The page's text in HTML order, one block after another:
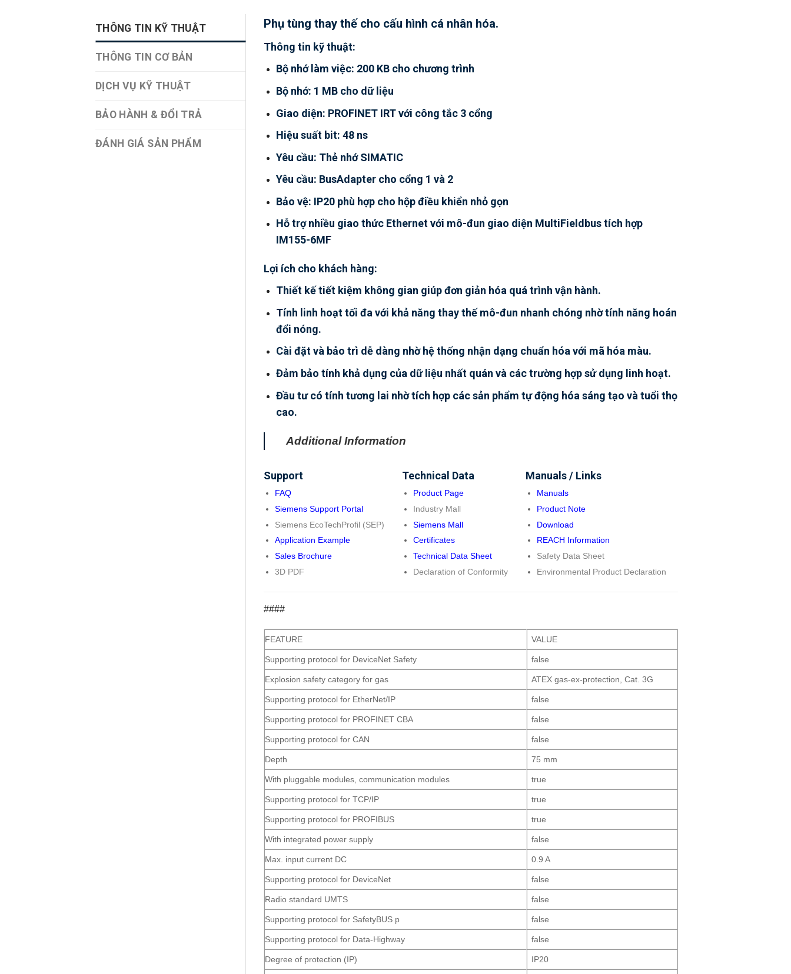
THÔNG TIN KỸ THUẬT
THÔNG TIN CƠ BẢN
DỊCH VỤ KỸ THUẬT
BẢO HÀNH & ĐỔI TRẢ
ĐÁNH GIÁ SẢN PHẨM
Phụ tùng thay thế cho cấu hình cá nhân hóa.
Thông tin kỹ thuật:
Bộ nhớ làm việc: 200 KB cho chương trình
Bộ nhớ: 1 MB cho dữ liệu
Giao diện: PROFINET IRT với công tắc 3 cổng
Hiệu suất bit: 48 ns
Yêu cầu: Thẻ nhớ SIMATIC
Yêu cầu: BusAdapter cho cổng 1 và 2
Bảo vệ: IP20 phù hợp cho hộp điều khiển nhỏ gọn
Hỗ trợ nhiều giao thức Ethernet với mô-đun giao diện MultiFieldbus tích hợp
IM155-6MF
Lợi ích cho khách hàng:
Thiết kế tiết kiệm không gian giúp đơn giản hóa quá trình vận hành.
Tính linh hoạt tối đa với khả năng thay thế mô-đun nhanh chóng nhờ tính năng hoán
đổi nóng.
Cài đặt và bảo trì dễ dàng nhờ hệ thống nhận dạng chuẩn hóa với mã hóa màu.
Đảm bảo tính khả dụng của dữ liệu nhất quán và các trường hợp sử dụng linh hoạt.
Đầu tư có tính tương lai nhờ tích hợp các sản phẩm tự động hóa sáng tạo và tuổi thọ
cao.
Additional Information
Support
FAQ
Siemens Support Portal
Siemens EcoTechProfil (SEP)
Application Example
Sales Brochure
3D PDF
Technical Data
Product Page
Industry Mall
Siemens Mall
Certificates
Technical Data Sheet
Declaration of Conformity
Manuals / Links
Manuals
Product Note
Download
REACH Information
Safety Data Sheet
Environmental Product Declaration
####
FEATURE VALUE
Supporting protocol for DeviceNet Safety false
Explosion safety category for gas ATEX gas-ex-protection, Cat. 3G
Supporting protocol for EtherNet/IP false
Supporting protocol for PROFINET CBA false
Supporting protocol for CAN false
Depth 75 mm
With pluggable modules, communication modules true
Supporting protocol for TCP/IP true
Supporting protocol for PROFIBUS true
With integrated power supply false
Max. input current DC 0.9 A
Supporting protocol for DeviceNet false
Radio standard UMTS false
Supporting protocol for SafetyBUS p false
Supporting protocol for Data-Highway false
Degree of protection (IP) IP20